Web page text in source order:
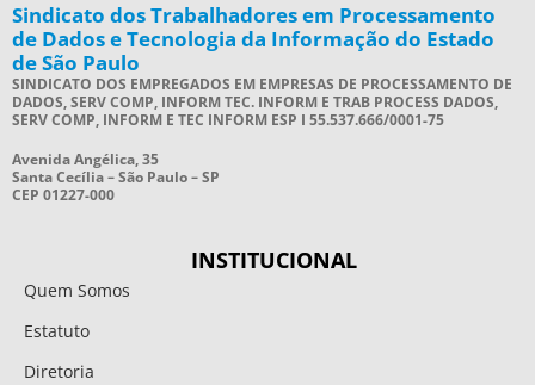
Sindicato dos Trabalhadores em Processamento
de Dados e Tecnologia da Informação do Estado
de São Paulo
SINDICATO DOS EMPREGADOS EM EMPRESAS DE PROCESSAMENTO DE
DADOS, SERV COMP, INFORM TEC. INFORM E TRAB PROCESS DADOS,
SERV COMP, INFORM E TEC INFORM ESP I 55.537.666/0001-75
Avenida Angélica, 35
Santa Cecília – São Paulo – SP
CEP 01227-000
INSTITUCIONAL
Quem Somos
Estatuto
Diretoria